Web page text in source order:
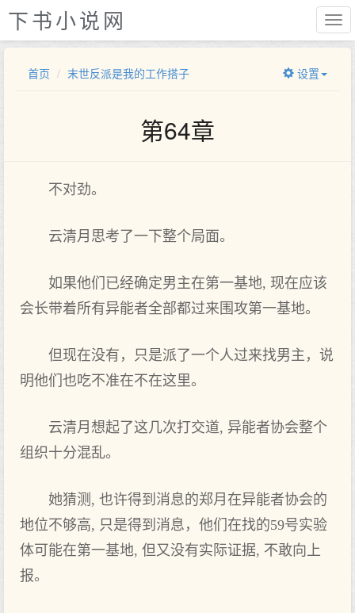
下书小说网
首页 末世反派是我的工作搭子 设置
第64章
不对劲。
云清月思考了一下整个局面。
如果他们已经确定男主在第一基地, 现在应该
会长带着所有异能者全部都过来围攻第一基地。
但现在没有，只是派了一个人过来找男主，说
明他们也吃不准在不在这里。
云清月想起了这几次打交道, 异能者协会整个
组织十分混乱。
她猜测, 也许得到消息的郑月在异能者协会的
地位不够高, 只是得到消息，他们在找的59号实验
体可能在第一基地, 但又没有实际证据, 不敢向上
报。